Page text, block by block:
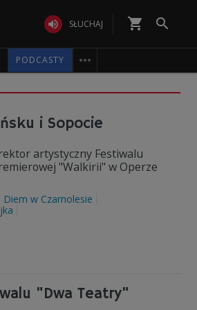
 SŁUCHAJ shopping_cart 
PODCASTY 
i Sopocie
artystyczny Festiwalu
"Walkirii" w Operze
Diem w Czarnolesie
"Dwa Teatry"